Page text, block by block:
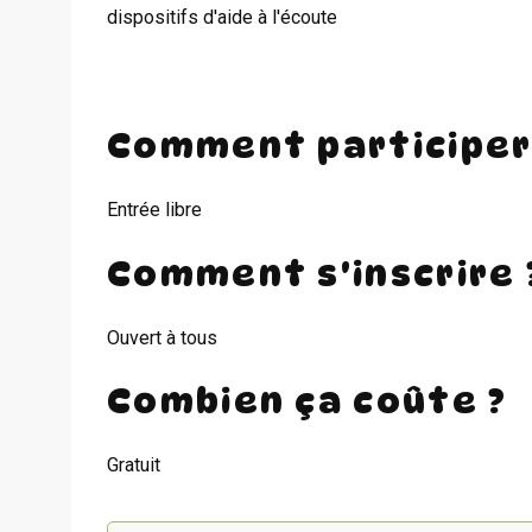
dispositifs d'aide à l'écoute
Comment participer
Entrée libre
Comment s'inscrire
Ouvert à tous
Combien ça coûte ?
Gratuit